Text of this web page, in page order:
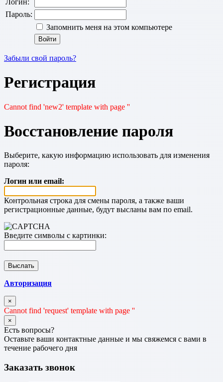
Пароль:
Запомнить меня на этом компьютере
Забыли свой пароль?
Регистрация
Cannot find 'new2' template with page ''
Восстановление пароля
Выберите, какую информацию использовать для изменения
пароля:
Логин или email:
Контрольная строка для смены пароля, а также ваши
регистрационные данные, будут высланы вам по email.
Введите символы с картинки:
Авторизация
×
Cannot find 'request' template with page ''
×
Есть вопросы?
Оставьте ваши контактные данные и мы свяжемся с вами в
течение рабочего дня
Заказать звонок